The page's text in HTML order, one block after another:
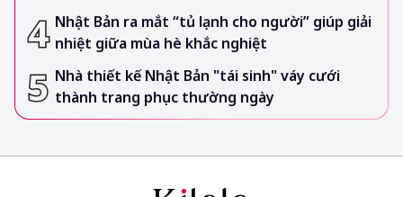
Nhật Bản ra mắt “tủ lạnh cho người” giúp giải
nhiệt giữa mùa hè khắc nghiệt
Nhà thiết kế Nhật Bản "tái sinh" váy cưới
thành trang phục thường ngày